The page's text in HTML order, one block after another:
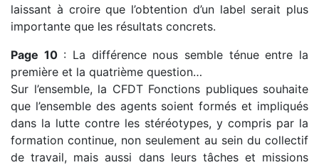
laissant à croire que l’obtention d’un label serait plus
importante que les résultats concrets.
Page 10: La différence nous semble ténue entre la
première et la quatrième question…
Sur l’ensemble, la CFDT Fonctions publiques souhaite
que l’ensemble des agents soient formés et impliqués
dans la lutte contre les stéréotypes, y compris par la
formation continue, non seulement au sein du collectif
de travail, mais aussi dans leurs tâches et missions